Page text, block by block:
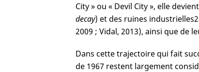
City » ou « Devil City », elle
decay) et des ruines industrielles2
2009 ; Vidal, 2013), ainsi que de
Dans cette trajectoire qui fait
de 1967 restent largement